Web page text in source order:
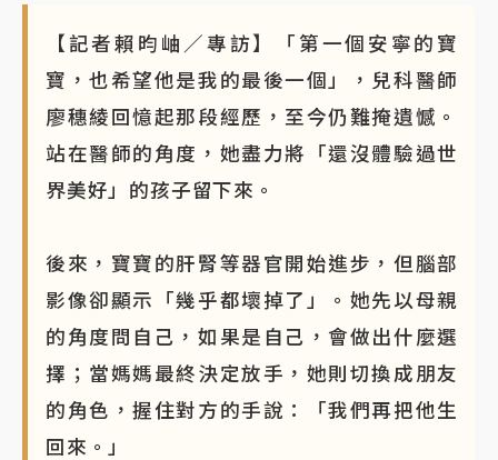
【記者賴昀岫／專訪】「第一個安寧的寶
寶，也希望他是我的最後一個」，兒科醫師
廖穗綾回憶起那段經歷，至今仍難掩遺憾。
站在醫師的角度，她盡力將「還沒體驗過世
界美好」的孩子留下來。
後來，寶寶的肝腎等器官開始進步，但腦部
影像卻顯示「幾乎都壞掉了」。她先以母親
的角度問自己，如果是自己，會做出什麼選
擇；當媽媽最終決定放手，她則切換成朋友
的角色，握住對方的手說：「我們再把他生
回來。」